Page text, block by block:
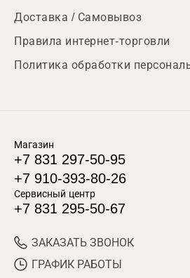
Доставка / Самовывоз
Правила интернет-торговли
Политика обработки
Магазин
+7 831 297-50-95
+7 910-393-80-26
Сервисный центр
+7 831 295-50-67
ЗАКАЗАТЬ ЗВОНОК
ГРАФИК РАБОТЫ